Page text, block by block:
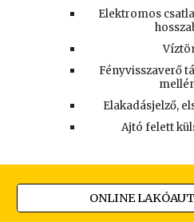
Elektromos
Fényvisszaverő
Elakadásjelző,
Ajtó felett
ONLINE